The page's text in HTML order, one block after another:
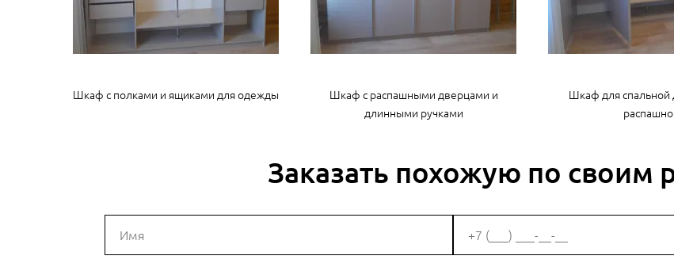
Шкаф с полками и ящиками для одежды
Шкаф с распашными дверцами и
длинными ручками
Шкаф для
Заказать похожую по своим